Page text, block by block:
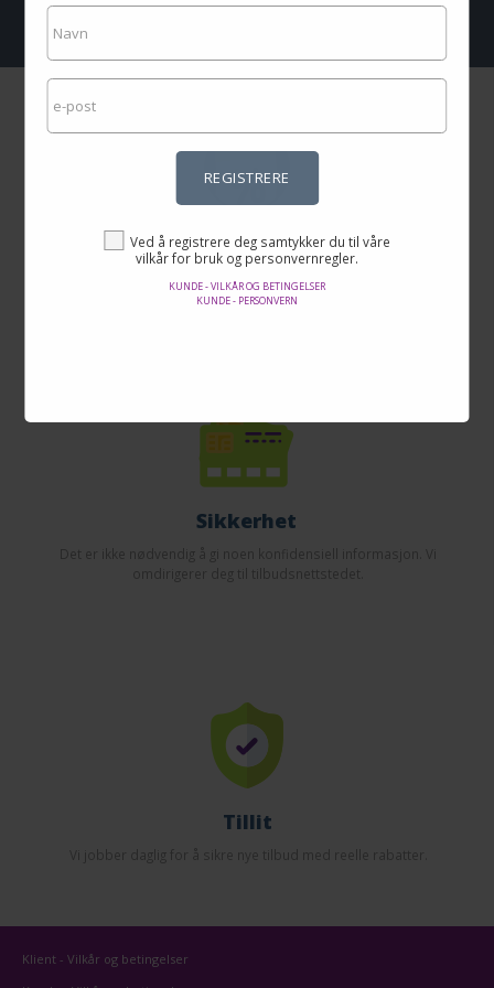
REGISTRERE
Ved å registrere deg samtykker du til våre
vilkår for bruk og personvernregler.
KUNDE - VILKÅR OG BETINGELSER
KUNDE - PERSONVERN
Utrolige priser
Her finner du de beste tilbudene på internett i tusenvis av produkter.
Sikkerhet
Det er ikke nødvendig å gi noen konfidensiell informasjon. Vi
omdirigerer deg til tilbudsnettstedet.
Tillit
Klient - Vilkår og betingelser